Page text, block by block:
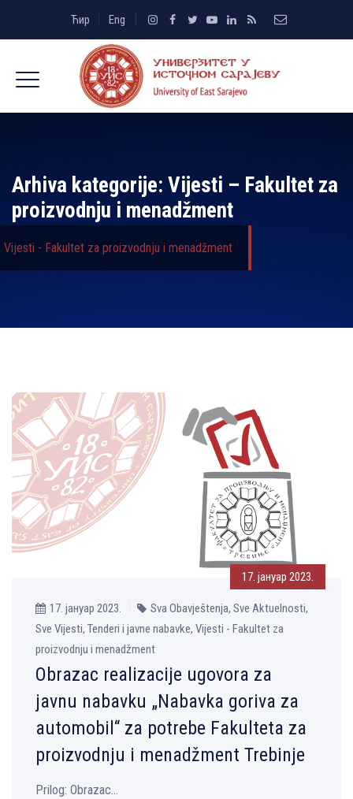
Ћир Eng
Arhiva kategorije: Vijesti – Fakultet za
proizvodnju i menadžment
Vijesti - Fakultet za proizvodnju i menadžment
17. јануар 2023.
17. јануар 2023.
Sva Obavještenja, Sve Aktuelnosti,
Sve Vijesti, Tenderi i javne nabavke, Vijesti - Fakultet za
proizvodnju i menadžment
Obrazac realizacije ugovora za
javnu nabavku „Nabavka goriva za
automobil“ za potrebe Fakulteta za
proizvodnju i menadžment Trebinje
Prilog: Obrazac...